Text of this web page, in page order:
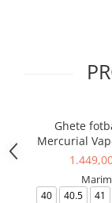
Ghete
Mercurial
FG T
40 40.5 41